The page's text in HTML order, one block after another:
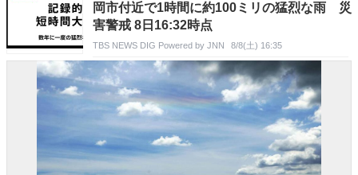
岡市付近で1時間に約100ミリの猛烈な雨 災
害警戒 8日16:32時点
TBS NEWS DIG Powered by JNN 8/8(土) 16:35